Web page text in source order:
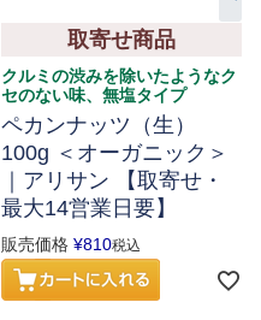
取寄せ商品
クルミの渋みを除いたようなク
セのない味、無塩タイプ
ペカンナッツ（生）
100g ＜オーガニック＞
｜アリサン 【取寄せ・
最大14営業日要】
販売価格 ¥810税込